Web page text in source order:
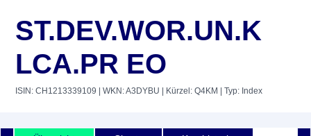
ST.DEV.WOR.UN.K
LCA.PR EO
ISIN: CH1213339109 | WKN: A3DYBU | Kürzel: Q4KM | Typ: Index